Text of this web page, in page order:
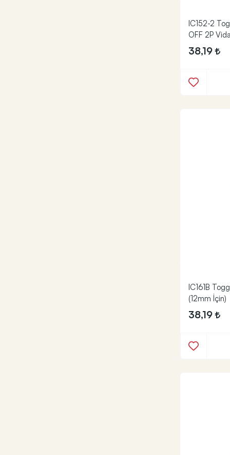
IC152-2
OFF 2P
38,19
IC161B
(12mm İçin)
38,19